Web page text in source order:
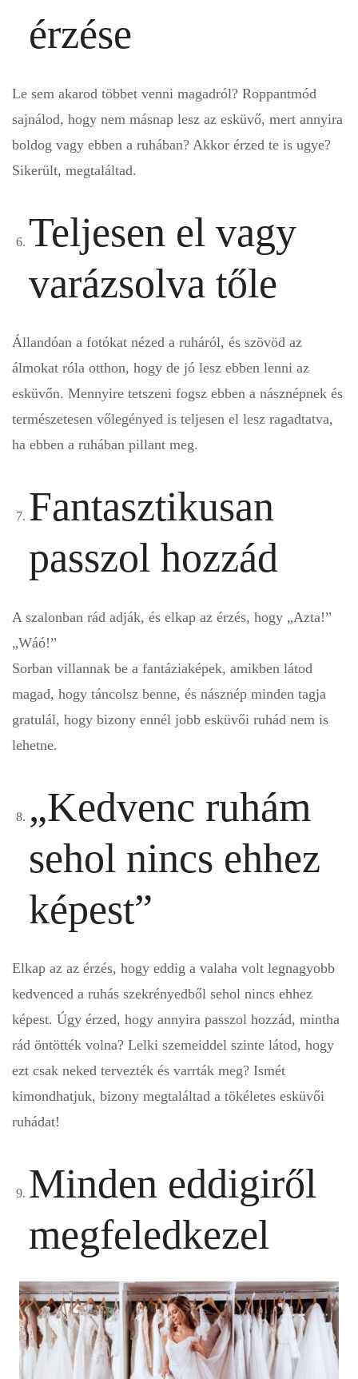
érzése
Le sem akarod többet venni magadról? Roppantmód
sajnálod, hogy nem másnap lesz az esküvő, mert annyira
boldog vagy ebben a ruhában? Akkor érzed te is ugye?
Sikerült, megtaláltad.
Teljesen el vagy
varázsolva tőle
Állandóan a fotókat nézed a ruháról, és szövöd az
álmokat róla otthon, hogy de jó lesz ebben lenni az
esküvőn. Mennyire tetszeni fogsz ebben a násznépnek és
természetesen vőlegényed is teljesen el lesz ragadtatva,
ha ebben a ruhában pillant meg.
Fantasztikusan
passzol hozzád
A szalonban rád adják, és elkap az érzés, hogy „Azta!”
„Wáó!”
Sorban villannak be a fantáziaképek, amikben látod
magad, hogy táncolsz benne, és násznép minden tagja
gratulál, hogy bizony ennél jobb esküvői ruhád nem is
lehetne.
„Kedvenc ruhám
sehol nincs ehhez
képest”
Elkap az az érzés, hogy eddig a valaha volt legnagyobb
kedvenced a ruhás szekrényedből sehol nincs ehhez
képest. Úgy érzed, hogy annyira passzol hozzád, mintha
rád öntötték volna? Lelki szemeiddel szinte látod, hogy
ezt csak neked tervezték és varrták meg? Ismét
kimondhatjuk, bizony megtaláltad a tökéletes esküvői
ruhádat!
Minden eddigiről
megfeledkezel